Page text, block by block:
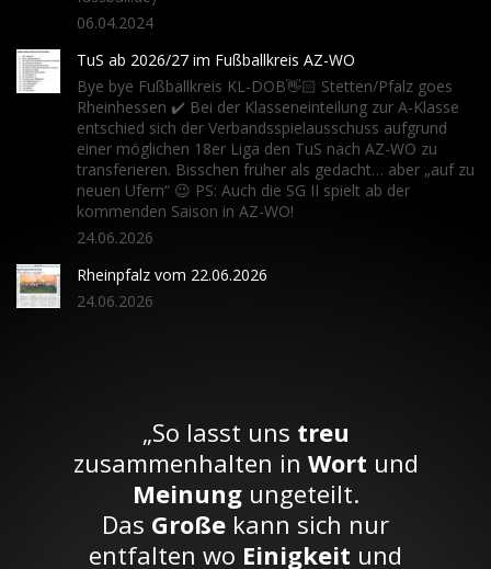
06.04.2024
TuS ab 2026/27 im Fußballkreis AZ-WO
Bye bye Fußballkreis KL-DOB👋🏻 Stetten/Pfalz goes
Rheinhessen ✔️ Bei der Klasseneinteilung zur A-Klasse
entschied sich der Verbandsspielausschuss aufgrund
einer möglichen 18er Liga den TuS nach AZ-WO zu
transferieren. Bisschen früher als gedacht… aber „auf zu
neuen Ufern“ 😉 PS: Auch die SG II spielt ab der
kommenden Saison in AZ-WO!
24.06.2026
Rheinpfalz vom 22.06.2026
24.06.2026
„So lasst uns treu
zusammenhalten in Wort und
Meinungungeteilt.
Das Große kann sich nur
entfalten wo Einigkeit und